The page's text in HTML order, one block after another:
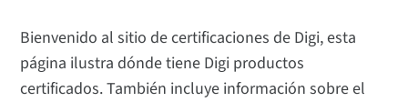
Bienvenido al sitio de certificaciones de Digi, esta
página ilustra dónde tiene Digi productos
certificados. También incluye información sobre el